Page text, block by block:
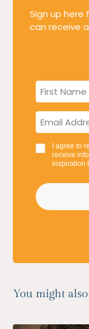
Sign up
can receive
I agree to
receive
inspiration
You might